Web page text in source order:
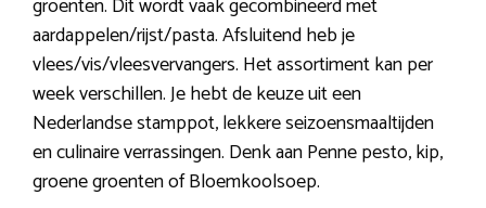
aardappelen/rijst/pasta. Afsluitend heb je
vlees/vis/vleesvervangers. Het assortiment kan per
week verschillen. Je hebt de keuze uit een
Nederlandse stamppot, lekkere seizoensmaaltijden
en culinaire verrassingen. Denk aan Penne pesto, kip,
groene groenten of Bloemkoolsoep.